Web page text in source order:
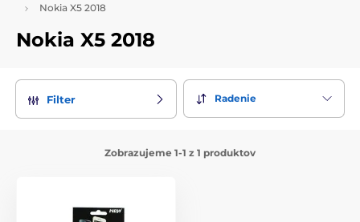
Nokia X5 2018
Nokia X5 2018
Filter Radenie
Zobrazujeme 1-1 z 1 produktov